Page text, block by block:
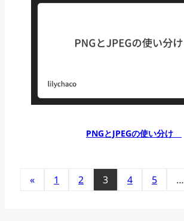
PNGとJPEGの使い分け
« 1 2 3 4 5 …